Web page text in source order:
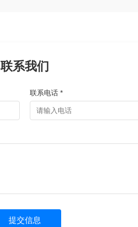
联系我们
联系电话 *
提交信息